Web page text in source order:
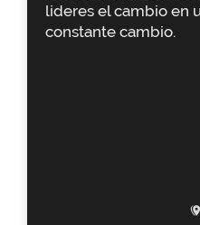
lideres el cambio en
constante cambio.